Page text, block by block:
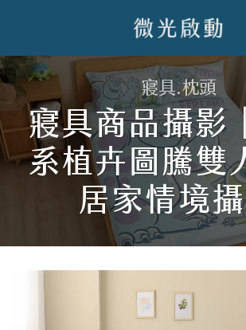
內
容
寢具.枕頭
寢具商品攝影
系植卉圖騰雙
居家情境